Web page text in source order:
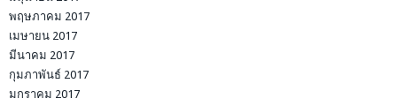
พฤษภาคม 2017
เมษายน 2017
มีนาคม 2017
กุมภาพันธ์ 2017
มกราคม 2017